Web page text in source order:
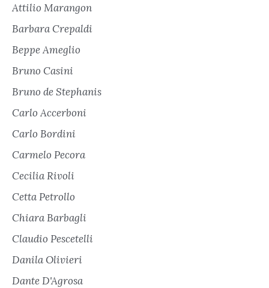
Attilio Marangon
Barbara Crepaldi
Beppe Ameglio
Bruno Casini
Bruno de Stephanis
Carlo Accerboni
Carlo Bordini
Carmelo Pecora
Cecilia Rivoli
Cetta Petrollo
Chiara Barbagli
Claudio Pescetelli
Danila Olivieri
Dante D'Agrosa